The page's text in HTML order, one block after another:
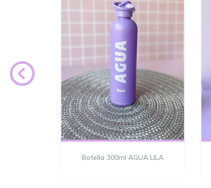
Botella 300ml AGUA LILA